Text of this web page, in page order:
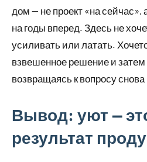
дом — не проект «на сейчас»,
на годы вперед. Здесь не
усиливать или латать.
взвешенное решение и затем
возвращаясь к вопросу снова
Вывод: уют —
результат